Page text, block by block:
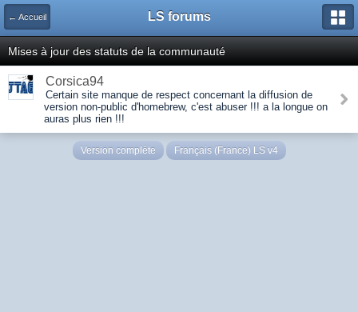
← Accueil LS forums
Mises à jour des statuts de la communauté
Corsica94
Certain site manque de respect concernant la diffusion de
version non-public d'homebrew, c'est abuser !!! a la longue on
auras plus rien !!!
Version complète Français (France) LS v4